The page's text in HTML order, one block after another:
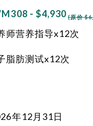
- $4,930 (原价
师营养指导x12次
脂肪测试x12次
年12月31日